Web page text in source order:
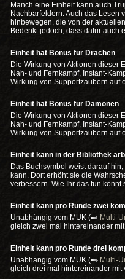
Manch eine Einheit kann auch
Nachbarfeldern. Auch das Lesen
hinbewegen, die von der
Bedenkt jedoch, dass dafür auch
Einheit hat Bonus für Drachen
Die Wirkung von Aktionen dieser
Nah- und Fernkampf, Instant-
Wirkung von Supportzaubern auf
Einheit hat Bonus für Dämonen
Die Wirkung von Aktionen dieser
Nah- und Fernkampf, Instant-
Wirkung von Supportzaubern auf
Einheit kann in der Bibliothek
Das Buchsymbol weist darauf
kann. Dort erhöht sie die
verbessern. Wie Ihr das tun könnt
Einheit kann pro Runde zwei
Unabhängig vom MUK (
Multi-
gleich zwei mal hintereinander
Einheit kann pro Runde drei
Unabhängig vom MUK (
Multi-
gleich drei mal hintereinander mit